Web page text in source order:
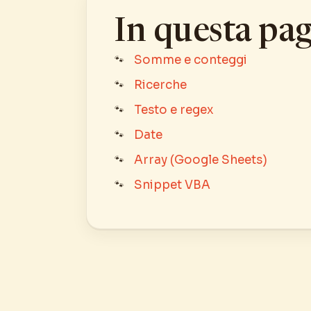
In questa
Somme e conteggi
Ricerche
Testo e regex
Date
Array (Google Sheets)
Snippet VBA